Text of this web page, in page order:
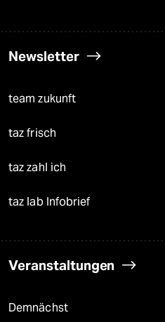
Newsletter
team zukunft
taz frisch
taz zahl ich
taz lab Infobrief
Veranstaltungen
Demnächst